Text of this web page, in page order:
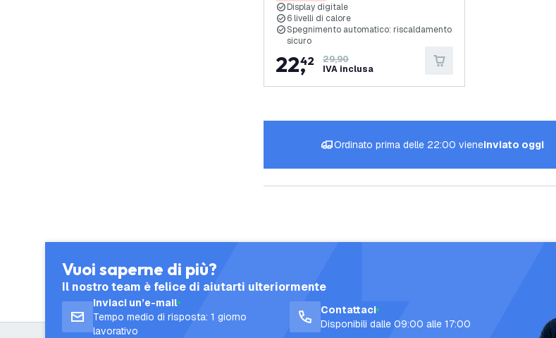
Display digitale
6 livelli di calore
Spegnimento automatico: riscaldamento
sicuro
22,
42
29,90
IVA inclusa
Ordinato prima delle 22:00 vieneinviato oggi
Vuoi saperne di più?
Il nostro team è felice di aiutarti ulteriormente
Inviaci un’e-mail
Tempo medio di risposta: 1 giorno
lavorativo
Contattaci
Disponibili dalle 09:00 alle 17:00